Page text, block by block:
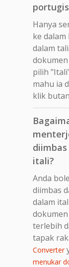
Hanya
ke
dalam
pilih
mahu ia
klik
itali?
Anda
diimbas
dalam
terlebih
tapak
Converter
menukar